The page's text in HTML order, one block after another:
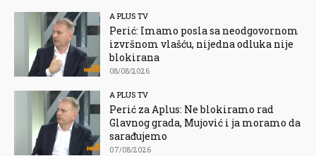
A PLUS TV
Perić: Imamo posla sa neodgovornom
izvršnom vlašću, nijedna odluka nije
blokirana
08/08/2026
A PLUS TV
Perić za Aplus: Ne blokiramo rad
Glavnog grada, Mujović i ja moramo da
sarađujemo
07/08/2026